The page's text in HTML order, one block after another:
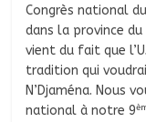
Congrès national
dans la province
vient du fait que
tradition qui
N’Djaména. Nous
national à notre 9